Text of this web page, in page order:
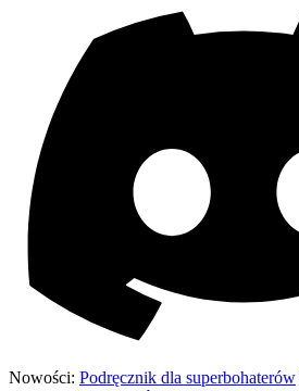
Nowości: Podręcznik dla superbohaterów